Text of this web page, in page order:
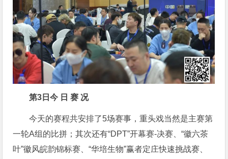
第3日今 日 赛 况
今天的赛程共安排了5场赛事，重头戏当然是主赛第
一轮A组的比拼；其次还有“DPT”开幕赛-决赛、“徽六茶
叶”徽风皖韵锦标赛、“华培生物”赢者定庄快速挑战赛、